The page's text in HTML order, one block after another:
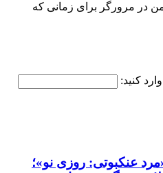
در مرورگر برای زمانی که
کنید:
عنکبوتی: روزی نو»؛